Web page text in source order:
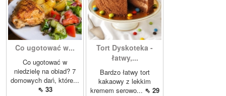
Co ugotować w...
Co ugotować w
niedzielę na obiad? 7
domowych dań, które...
⇖ 33
Tort Dyskoteka -
łatwy,...
Bardzo łatwy tort
kakaowy z lekkim
kremem serowo... ⇖ 29